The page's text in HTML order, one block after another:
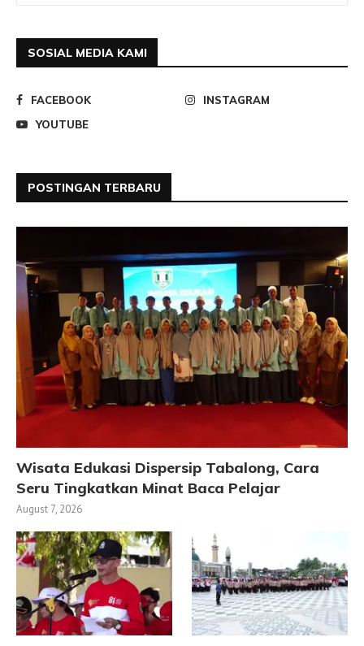
SOSIAL MEDIA KAMI
FACEBOOK
INSTAGRAM
YOUTUBE
POSTINGAN TERBARU
Wisata Edukasi Dispersip Tabalong, Cara
Seru Tingkatkan Minat Baca Pelajar
August 7, 2026